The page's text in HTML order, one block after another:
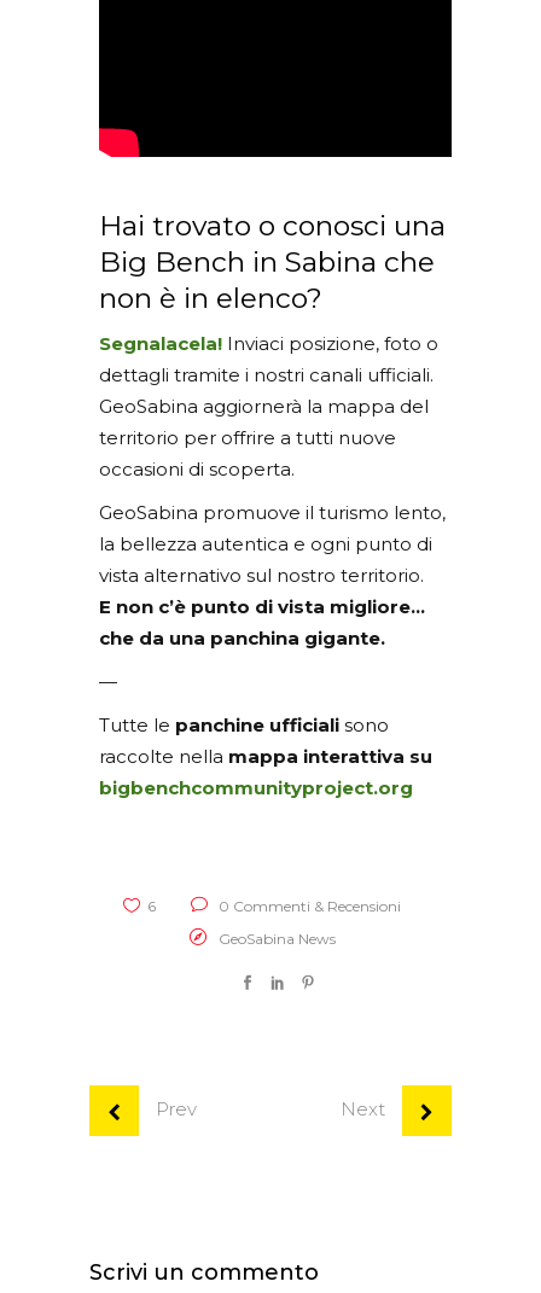
Hai trovato o conosci una
Big Bench in Sabina che
non è in elenco?
Segnalacela! Inviaci posizione, foto o
dettagli tramite i nostri canali ufficiali.
GeoSabina aggiornerà la mappa del
territorio per offrire a tutti nuove
occasioni di scoperta.
GeoSabina promuove il turismo lento,
la bellezza autentica e ogni punto di
vista alternativo sul nostro territorio.
E non c’è punto di vista migliore…
che da una panchina gigante.
—
Tutte le panchine ufficiali sono
raccolte nella mappa interattiva su
bigbenchcommunityproject.org
6
0 Commenti & Recensioni
GeoSabina News
Prev Next
Scrivi un commento